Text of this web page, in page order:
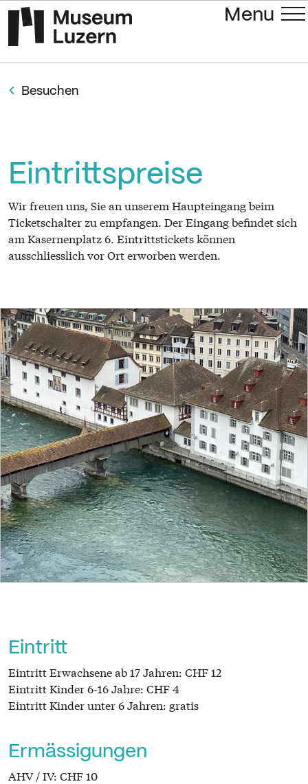
Menu
Besuchen
Eintrittspreise
Wir freuen uns, Sie an unserem Haupteingang beim
Ticketschalter zu empfangen. Der Eingang befindet sich
am Kasernenplatz 6. Eintrittstickets können
ausschliesslich vor Ort erworben werden.
Eintritt
Eintritt Erwachsene ab 17 Jahren: CHF 12
Eintritt Kinder 6-16 Jahre: CHF 4
Eintritt Kinder unter 6 Jahren: gratis
Ermässigungen
AHV / IV: CHF 10